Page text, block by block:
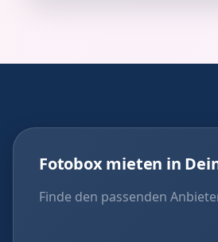
Fotobox mieten in
Finde den passenden